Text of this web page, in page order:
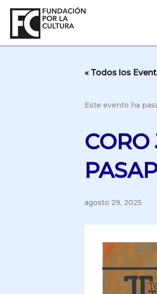
contenido
« Todos los
Este evento ha
agosto 29, 2025